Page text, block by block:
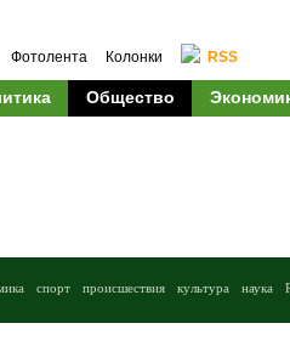
Фотолента Колонки RSS
Общество
спорт происшествия культура наука